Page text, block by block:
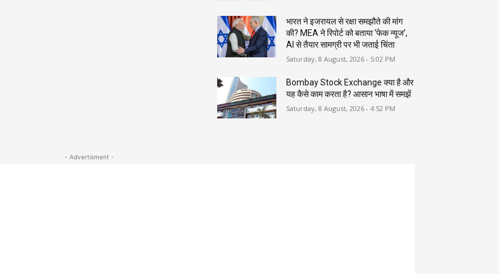
भारत ने इजरायल से रक्षा समझौते की मांग
की? MEA ने रिपोर्ट को बताया ‘फेक न्यूज’,
AI से तैयार सामग्री पर भी जताई चिंता
Saturday, 8 August, 2026 - 5:02 PM
Bombay Stock Exchange क्या है और
यह कैसे काम करता है? आसान भाषा में समझें
Saturday, 8 August, 2026 - 4:52 PM
- Advertisment -